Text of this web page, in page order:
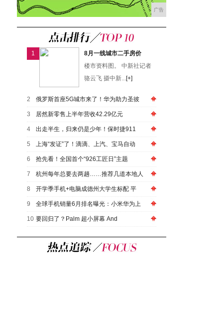
广告
1
8月一线城市二手房价
楼市资料图。 中新社记者
骆云飞 摄中新...[+]
2 俄罗斯首座5G城市来了！华为助力圣彼
3 居然新零售上半年营收42.29亿元
4 出走半生，归来仍是少年！保时捷911
5 上海“发证”了！滴滴、上汽、宝马自动
6 抢先看！全国首个“926工匠日”主题
7 杭州每年总要去两趟……推荐几道本地人
8 开学季手机+电脑成德州大学生标配 平
9 全球手机销量6月排名曝光：小米华为上
10 要回归了？Palm 超小屏幕 And